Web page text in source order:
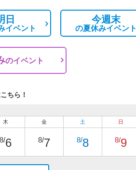
日
イベント
今週末
の夏休みイベント
のイベント
ちら！
木
8/6
金
8/7
土
8/8
日
8/9